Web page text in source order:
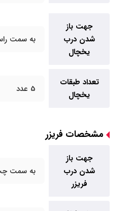
جهت باز
شدن درب
یخچال
به سمت
تعداد طبقات
یخچال
5 عدد
مشخصات فریزر
جهت باز
شدن درب
فریزر
به سمت